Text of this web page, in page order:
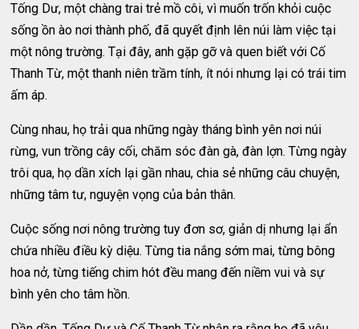
Tống Dư, một chàng trai trẻ mồ côi, vì muốn trốn khỏi cuộc
sống ồn ào nơi thành phố, đã quyết định lên núi làm việc tại
một nông trường. Tại đây, anh gặp gỡ và quen biết với Cố
Thanh Từ, một thanh niên trầm tính, ít nói nhưng lại có trái tim
ấm áp.
Cùng nhau, họ trải qua những ngày tháng bình yên nơi núi
rừng, vun trồng cây cối, chăm sóc đàn gà, đàn lợn. Từng ngày
trôi qua, họ dần xích lại gần nhau, chia sẻ những câu chuyện,
những tâm tư, nguyện vọng của bản thân.
Cuộc sống nơi nông trường tuy đơn sơ, giản dị nhưng lại ẩn
chứa nhiều điều kỳ diệu. Từng tia nắng sớm mai, từng bông
hoa nở, từng tiếng chim hót đều mang đến niềm vui và sự
bình yên cho tâm hồn.